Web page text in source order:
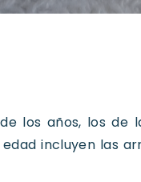
los años, los de
incluyen las